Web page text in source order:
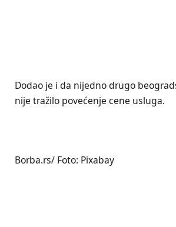
Dodao je i da nijedno drugo
nije tražilo povećenje cene usluga.
Borba.rs/ Foto: Pixabay